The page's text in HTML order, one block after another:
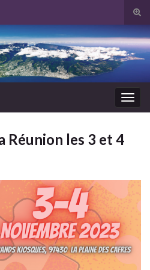
Réunion les 3 et 4